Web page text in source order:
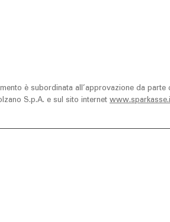
è subordinata all’approvazione da
S.p.A. e sul sito internet